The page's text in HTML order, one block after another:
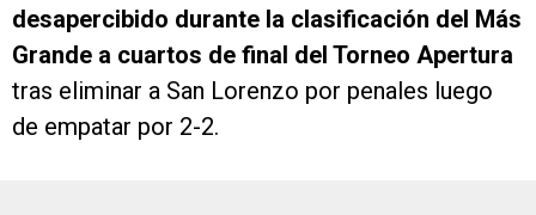
desapercibido durante la clasificación del Más
Grande a cuartos de final del Torneo Apertura
tras eliminar a San Lorenzo por penales luego
de empatar por 2-2.